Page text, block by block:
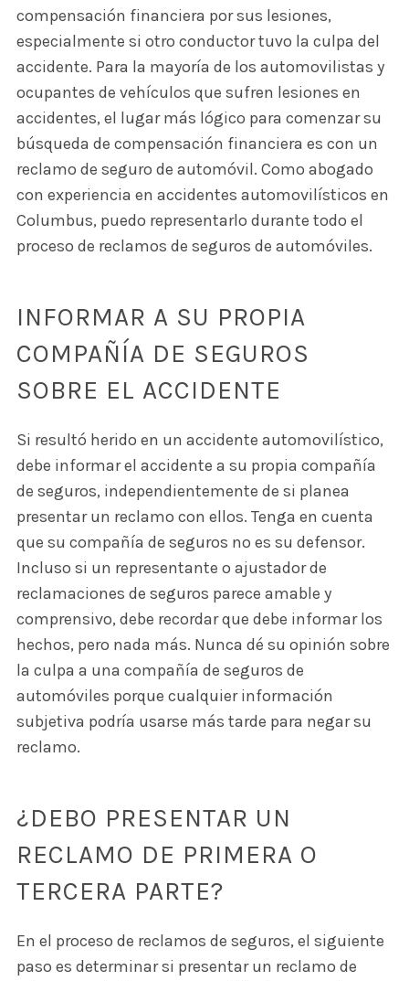
compensación financiera por sus lesiones,
especialmente si otro conductor tuvo la culpa del
accidente. Para la mayoría de los automovilistas y
ocupantes de vehículos que sufren lesiones en
accidentes, el lugar más lógico para comenzar su
búsqueda de compensación financiera es con un
reclamo de seguro de automóvil. Como abogado
con experiencia en accidentes automovilísticos en
Columbus, puedo representarlo durante todo el
proceso de reclamos de seguros de automóviles.
INFORMAR A SU PROPIA
COMPAÑÍA DE SEGUROS
SOBRE EL ACCIDENTE
Si resultó herido en un accidente automovilístico,
debe informar el accidente a su propia compañía
de seguros, independientemente de si planea
presentar un reclamo con ellos. Tenga en cuenta
que su compañía de seguros no es su defensor.
Incluso si un representante o ajustador de
reclamaciones de seguros parece amable y
comprensivo, debe recordar que debe informar los
hechos, pero nada más. Nunca dé su opinión sobre
la culpa a una compañía de seguros de
automóviles porque cualquier información
subjetiva podría usarse más tarde para negar su
reclamo.
¿DEBO PRESENTAR UN
RECLAMO DE PRIMERA O
TERCERA PARTE?
En el proceso de reclamos de seguros, el siguiente
paso es determinar si presentar un reclamo de